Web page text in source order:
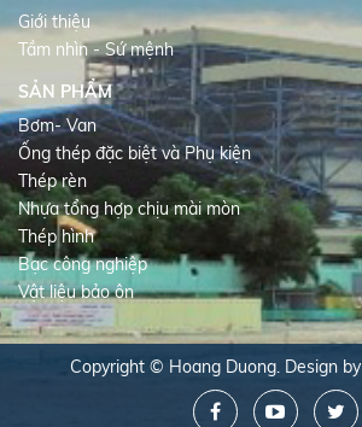
Giới thiệu
Tầm nhìn - Sứ mệnh
SẢN PHẨM
Bơm- Van
Ống thép đặc biệt và Phụ kiện
Thép rèn
Nhựa tổng hợp chịu mài mòn
Thép hình
Bạc công nghiệp
Vật liệu bảo ôn
Copyright © Hoang Duong. Design by